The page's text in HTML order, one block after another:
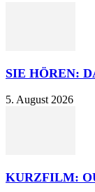
SIE HÖREN:
5. August 2026
KURZFILM: